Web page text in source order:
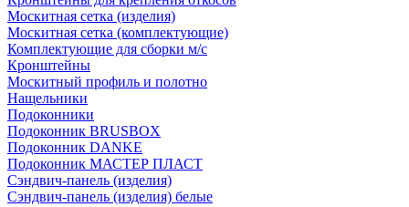
Москитная сетка (изделия)
Москитная сетка (комплектующие)
Комплектующие для сборки м/с
Кронштейны
Москитный профиль и полотно
Нащельники
Подоконники
Подоконник BRUSBOX
Подоконник DANKE
Подоконник МАСТЕР ПЛАСТ
Сэндвич-панель (изделия)
Сэндвич-панель (изделия) белые